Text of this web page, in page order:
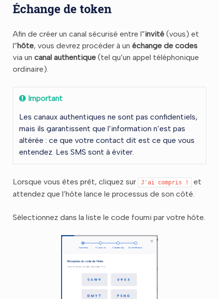
Échange de token
Afin de créer un canal sécurisé entre l”invité(vous) et
l”hôte, vous devrez procéder à un échange de codes
via un canal authentique(tel qu’un appel téléphonique
ordinaire).
Important
Les canaux authentiques ne sont pas confidentiels,
mais ils garantissent que l’information n’est pas
altérée : ce que votre contact dit est ce que vous
entendez. Les SMS sont à éviter.
Lorsque vous êtes prêt, cliquez sur J'ai compris !
et
attendez que l’hôte lance le processus de son côté.
Sélectionnez dans la liste le code fourni par votre hôte.